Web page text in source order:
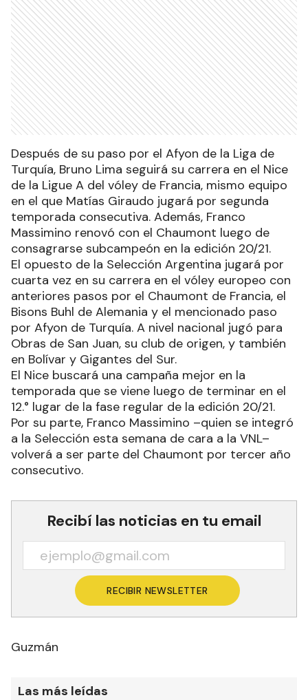
Después de su paso por el Afyon de la Liga de
Turquía, Bruno Lima seguirá su carrera en el Nice
de la Ligue A del vóley de Francia, mismo equipo
en el que Matías Giraudo jugará por segunda
temporada consecutiva. Además, Franco
Massimino renovó con el Chaumont luego de
consagrarse subcampeón en la edición 20/21.
El opuesto de la Selección Argentina jugará por
cuarta vez en su carrera en el vóley europeo con
anteriores pasos por el Chaumont de Francia, el
Bisons Buhl de Alemania y el mencionado paso
por Afyon de Turquía. A nivel nacional jugó para
Obras de San Juan, su club de origen, y también
en Bolívar y Gigantes del Sur.
El Nice buscará una campaña mejor en la
temporada que se viene luego de terminar en el
12.° lugar de la fase regular de la edición 20/21.
Por su parte, Franco Massimino –quien se integró
a la Selección esta semana de cara a la VNL–
volverá a ser parte del Chaumont por tercer año
consecutivo.
Recibí las noticias en tu email
RECIBIR NEWSLETTER
Guzmán
Las más leídas